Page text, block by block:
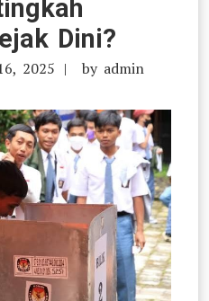
Dini?
2025 by admin